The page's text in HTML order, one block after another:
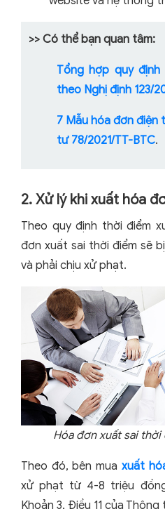
>> Có thể bạn quan tâm:
Tổng hợp quy
theo Nghị định 123/
7 Mẫu hóa đơn
tư 78/2021/TT-BTC.
2. Xử lý khi xuất hóa
Theo quy định thời điểm
đơn xuất sai thời điểm sẽ
và phải chịu xử phạt.
Hóa đơn xuất sai
Theo đó, bên mua xuất
xử phạt từ 4-8 triệu
Khoản 3, Điều 11 của